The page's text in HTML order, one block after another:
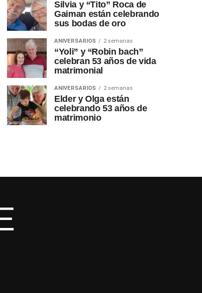
Silvia y “Tito” Roca de
Gaiman están celebrando
sus bodas de oro
ANIVERSARIOS 2 semanas
“Yoli” y “Robin bach”
celebran 53 años de vida
matrimonial
ANIVERSARIOS 2 semanas
Elder y Olga están
celebrando 53 años de
matrimonio